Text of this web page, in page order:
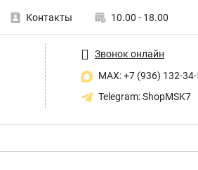
Контакты 10.00 - 18.00
Звонок онлайн
MAX: +7 (936) 132-
Telegram: ShopMSK7